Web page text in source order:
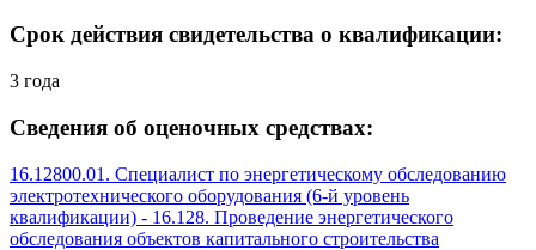
Срок действия свидетельства о квалификации:
3 года
Сведения об оценочных средствах:
16.12800.01. Специалист по энергетическому обследованию
электротехнического оборудования (6-й уровень
квалификации) - 16.128. Проведение энергетического
обследования объектов капитального строительства